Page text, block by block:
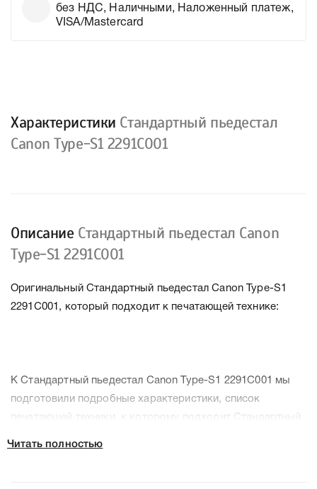
без НДС, Наличными, Наложенный платеж,
VISA/Mastercard
Характеристики Стандартный пьедестал
Canon Type-S1 2291C001
Описание Стандартный пьедестал Canon
Type-S1 2291C001
Оригинальный Стандартный пьедестал Canon Type-S1
2291C001, который подходит к печатающей технике:
К Стандартный пьедестал Canon Type-S1 2291C001 мы
подготовили подробные характеристики, список
печатающей техники, к которому подходит Стандартный
Читать полностью